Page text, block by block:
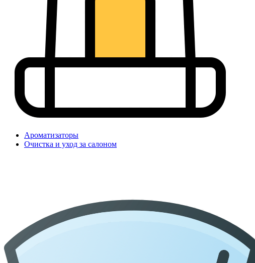
Ароматизаторы
Очистка и уход за салоном